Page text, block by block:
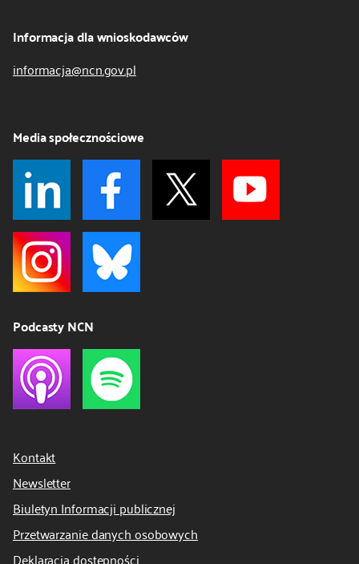
Informacja dla wnioskodawców
informacja@ncn.gov.pl
Media społecznościowe
Podcasty NCN
Kontakt
Newsletter
Biuletyn Informacji publicznej
Przetwarzanie danych osobowych
Deklaracja dostępności